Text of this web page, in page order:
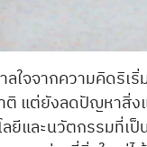
ลใจจากความคิดริ
ติ แต่ยังลดปัญหาสิ่ง
ยีและนวัตกรรมที่เ